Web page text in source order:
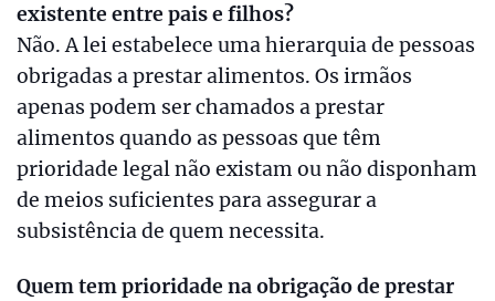
existente entre pais e filhos?
Não. A lei estabelece uma hierarquia de pessoas
obrigadas a prestar alimentos. Os irmãos
apenas podem ser chamados a prestar
alimentos quando as pessoas que têm
prioridade legal não existam ou não disponham
de meios suficientes para assegurar a
subsistência de quem necessita.
Quem tem prioridade na obrigação de prestar